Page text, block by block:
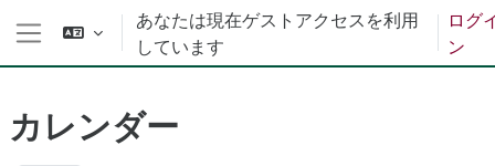
メインコンテンツへスキップする
サイドパネル
あなたは現在ゲストアクセスを利用
しています
ログ
ン
カレンダー